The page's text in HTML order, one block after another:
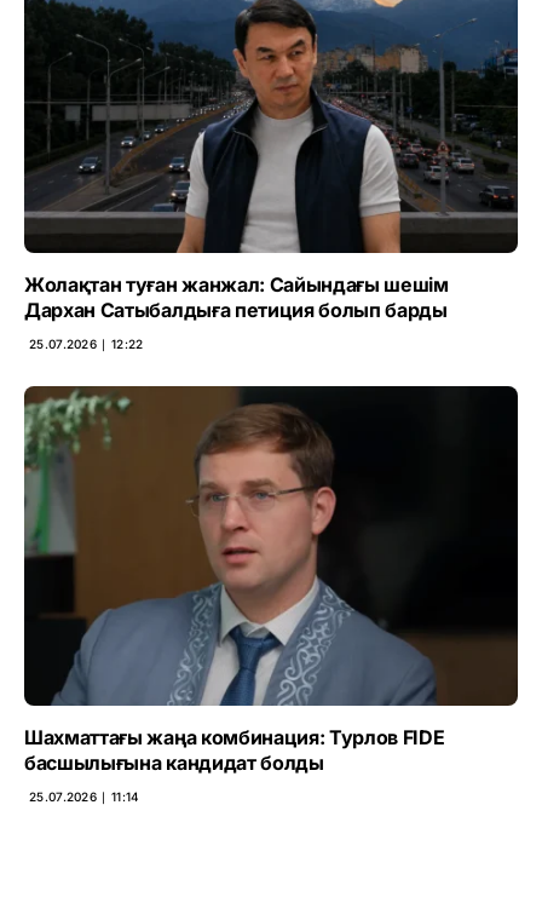
Жолақтан туған жанжал: Сайындағы шешім
Дархан Сатыбалдыға петиция болып барды
25.07.2026 ∣ 12:22
Шахматтағы жаңа комбинация: Турлов FIDE
басшылығына кандидат болды
25.07.2026 ∣ 11:14